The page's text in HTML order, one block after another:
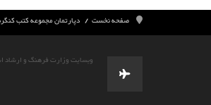
صفحه نخست دپارتمان مجموعه کتب
وبسایت وزارت فرهنگ و ارشاد